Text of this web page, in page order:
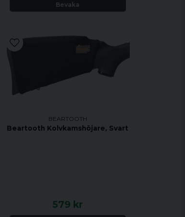
Bevaka
BEARTOOTH
Beartooth Kolvkamshöjare, Svart
579 kr